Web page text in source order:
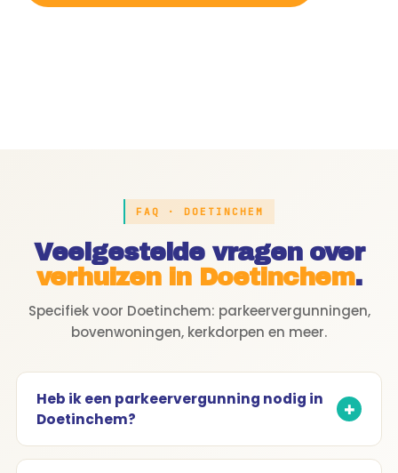
FAQ · DOETINCHEM
Veelgestelde vragen over
verhuizen in Doetinchem.
Specifiek voor Doetinchem: parkeervergunningen,
bovenwoningen, kerkdorpen en meer.
Heb ik een parkeervergunning nodig in
Doetinchem?